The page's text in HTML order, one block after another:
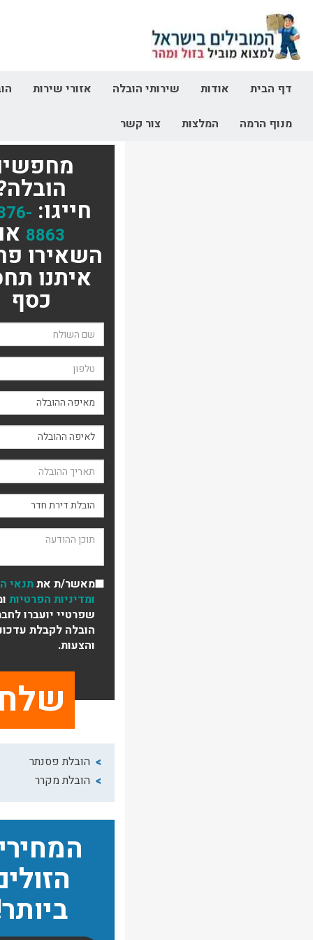
דף הבית אודות שירותי הובלה אזורי שירות
מנוף הרמה המלצות צור קשר
חייגו:
8863
השאירו
איתנו
כסף
שם השולח
טלפון
מאיפה ההובלה
תאריך ההובלה
סוג ההובלה
תוכן ההודעה
מאשר/ת אתתנאי
ומדיניות הפרטיות
שפרטיי יועברו
הובלה לקבלת
והצעות.
הובלת פסנתר
הובלת מקרר